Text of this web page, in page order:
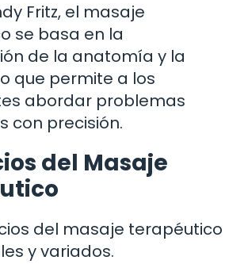
Fritz, el masaje
se basa en la
de la anatomía y la
que permite a los
abordar problemas
con precisión.
del Masaje
del masaje terapéutico
y variados.